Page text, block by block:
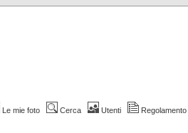
Le mie foto Cerca Utenti Regolamento